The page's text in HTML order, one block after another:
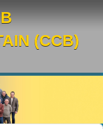
(CCB)